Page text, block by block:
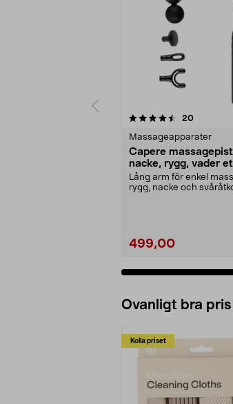
20
Massageapparater
Capere
nacke, rygg, vader
arm
Lång arm för enkel
rygg, nacke och
499,00
3.5 av 5
Ovanligt bra
Kolla priset